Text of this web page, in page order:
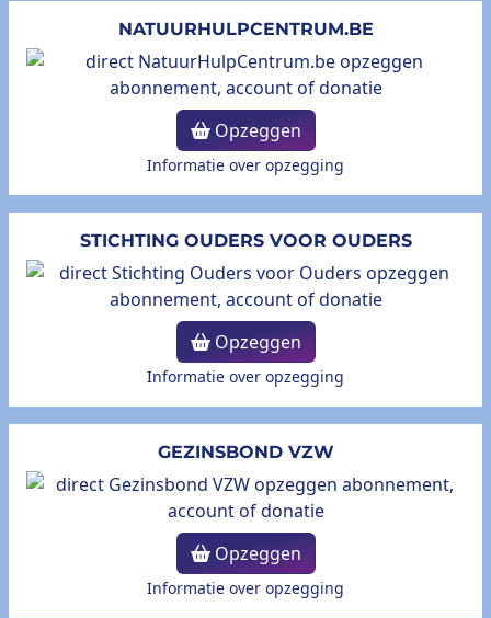
NATUURHULPCENTRUM.BE
Opzeggen
Informatie over opzegging
STICHTING OUDERS VOOR OUDERS
Opzeggen
Informatie over opzegging
GEZINSBOND VZW
Opzeggen
Informatie over opzegging